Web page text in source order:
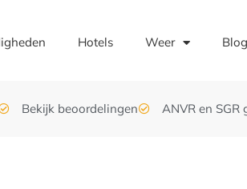
Hotels Weer
Bekijk beoordelingen ANVR en SGR